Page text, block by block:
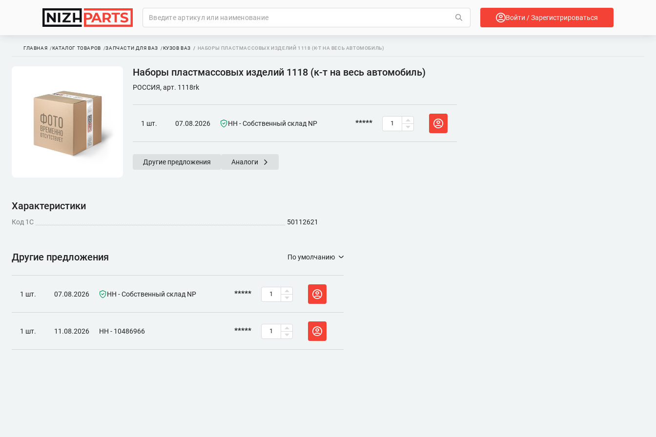
Войти / Зарегистрироваться
ГЛАВНАЯ КАТАЛОГ ТОВАРОВ ЗАПЧАСТИ ДЛЯ ВАЗ КУЗОВ ВАЗ НАБОРЫ ПЛАСТМАССОВЫХ ИЗДЕЛИЙ 1118 (К-Т НА ВЕСЬ АВТОМОБИЛЬ)
Наборы пластмассовых изделий 1118 (к-т на весь автомобиль)
РОССИЯ, арт. 1118rk
1 шт. 07.08.2026 НН - Собственный склад NP *****
Другие предложения Аналоги
Характеристики
Код 1С 50112621
Другие предложения По умолчанию
1 шт. 07.08.2026 НН - Собственный склад NP *****
1 шт. 11.08.2026 НН - 10486966 *****